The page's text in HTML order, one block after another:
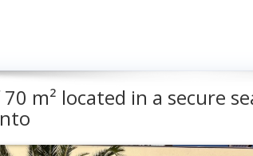
m² located in a secure